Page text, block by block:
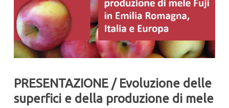
PRESENTAZIONE / Evoluzione delle
superfici e della produzione di mele